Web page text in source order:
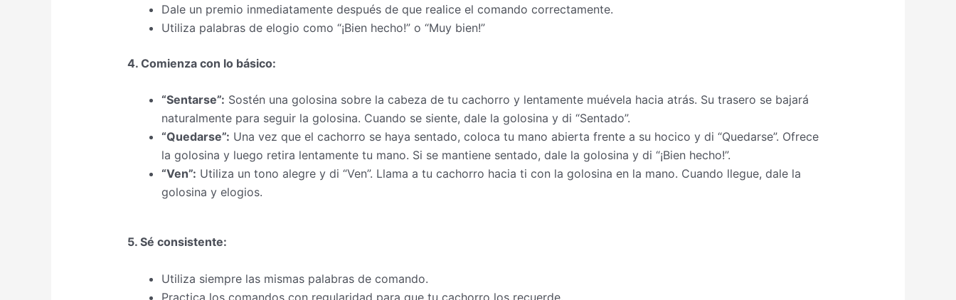
Dale un premio inmediatamente después de que realice el comando correctamente.
Utiliza palabras de elogio como “¡Bien hecho!” o “Muy bien!”
4. Comienza con lo básico:
“Sentarse”: Sostén una golosina sobre la cabeza de tu cachorro y lentamente muévela hacia atrás. Su trasero se bajará
naturalmente para seguir la golosina. Cuando se siente, dale la golosina y di “Sentado”.
“Quedarse”: Una vez que el cachorro se haya sentado, coloca tu mano abierta frente a su hocico y di “Quedarse”. Ofrece
la golosina y luego retira lentamente tu mano. Si se mantiene sentado, dale la golosina y di “¡Bien hecho!”.
“Ven”: Utiliza un tono alegre y di “Ven”. Llama a tu cachorro hacia ti con la golosina en la mano. Cuando llegue, dale la
golosina y elogios.
5. Sé consistente:
Utiliza siempre las mismas palabras de comando.
Practica los comandos con regularidad para que tu cachorro los recuerde.